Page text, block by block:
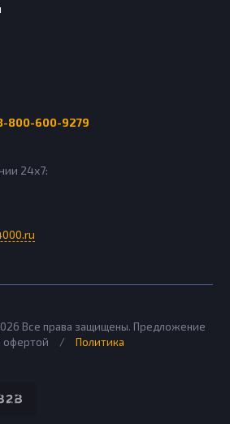
800-600-9279
24х7:
Все права защищены. Предложение
офертой
/
Политика